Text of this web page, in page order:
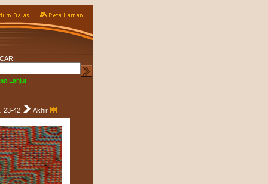
CARI
Lanjut
23-42 Akhir